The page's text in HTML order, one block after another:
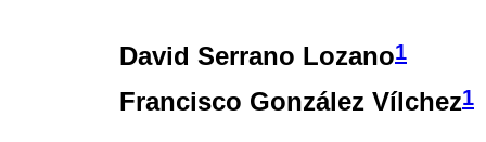
David Serrano Lozano1
Francisco González Vílchez1